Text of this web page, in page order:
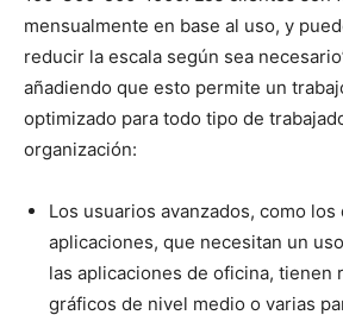
mensualmente en base al uso, y
reducir la escala según sea necesario
añadiendo que esto permite un
optimizado para todo tipo de
organización:
Los usuarios avanzados, como
aplicaciones, que necesitan un
las aplicaciones de oficina, tienen
gráficos de nivel medio o varias